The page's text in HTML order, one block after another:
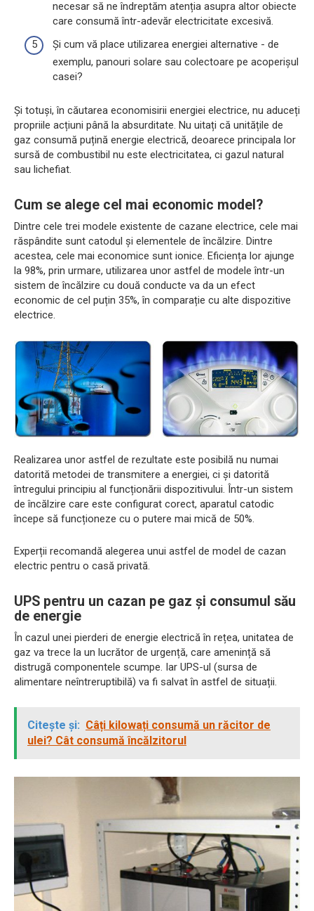
necesar să ne îndreptăm atenția asupra altor obiecte
care consumă într-adevăr electricitate excesivă.
Și cum vă place utilizarea energiei alternative - de
exemplu, panouri solare sau colectoare pe acoperișul
casei?
Și totuși, în căutarea economisirii energiei electrice, nu aduceți
propriile acțiuni până la absurditate. Nu uitați că unitățile de
gaz consumă puțină energie electrică, deoarece principala lor
sursă de combustibil nu este electricitatea, ci gazul natural
sau lichefiat.
Cum se alege cel mai economic model?
Dintre cele trei modele existente de cazane electrice, cele mai
răspândite sunt catodul și elementele de încălzire. Dintre
acestea, cele mai economice sunt ionice. Eficiența lor ajunge
la 98%, prin urmare, utilizarea unor astfel de modele într-un
sistem de încălzire cu două conducte va da un efect
economic de cel puțin 35%, în comparație cu alte dispozitive
electrice.
Realizarea unor astfel de rezultate este posibilă nu numai
datorită metodei de transmitere a energiei, ci și datorită
întregului principiu al funcționării dispozitivului. Într-un sistem
de încălzire care este configurat corect, aparatul catodic
începe să funcționeze cu o putere mai mică de 50%.
Experții recomandă alegerea unui astfel de model de cazan
electric pentru o casă privată.
UPS pentru un cazan pe gaz și consumul său
de energie
În cazul unei pierderi de energie electrică în rețea, unitatea de
gaz va trece la un lucrător de urgență, care amenință să
distrugă componentele scumpe. Iar UPS-ul (sursa de
alimentare neîntreruptibilă) va fi salvat în astfel de situații.
Citește și: Câți kilowați consumă un răcitor de
ulei? Cât consumă încălzitorul